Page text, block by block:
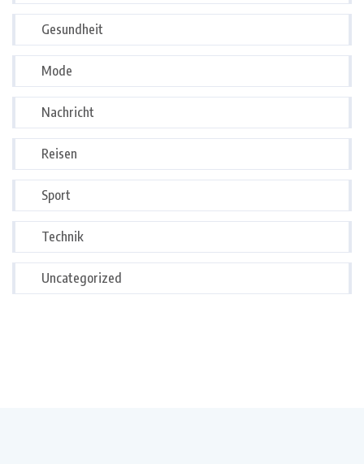
Gesundheit
Mode
Nachricht
Reisen
Sport
Technik
Uncategorized